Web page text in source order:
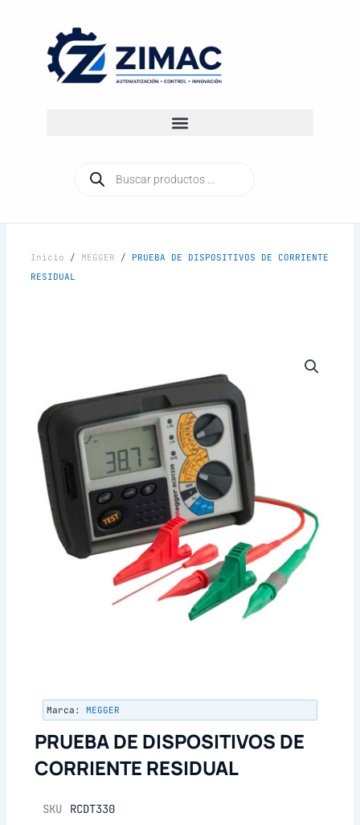
contenido
productos
Inicio / MEGGER / PRUEBA DE DISPOSITIVOS DE CORRIENTE
RESIDUAL
Marca: MEGGER
PRUEBA DE DISPOSITIVOS DE
CORRIENTE RESIDUAL
SKU RCDT330